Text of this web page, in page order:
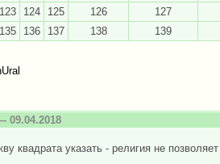
123 124 125 126 127
135 136 137 138 139
09.04.2018
квадрата указать - религия не